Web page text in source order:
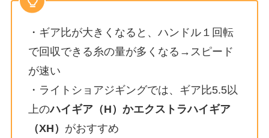
・ギア比が大きくなると、ハンドル１回転
で回収できる糸の量が多くなる→スピード
が速い
・ライトショアジギングでは、ギア比5.5以
上のハイギア（H）かエクストラハイギア
（XH） がおすすめ